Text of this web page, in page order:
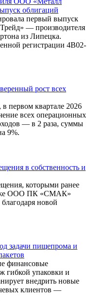
облигаций
первый выпуск
— производителя
из Липецка.
регистрации 4B02-
рост всех
в первом квартале 2026
всех операционных
— в 2 раза, суммы
9%.
в собственность и
которыми ранее
ООО ПК «СМАК»
новой
задачи пищепрома и
финансовые
гибкой упаковки и
внедрить новые
клиентов —